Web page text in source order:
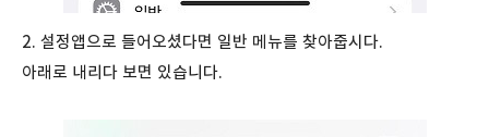
2. 설정앱으로 들어오셨다면 일반 메뉴를 찾아줍시다.
아래로 내리다 보면 있습니다.